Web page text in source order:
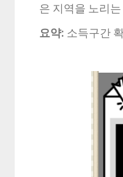
은 지역을 노리
요약: 소득구간